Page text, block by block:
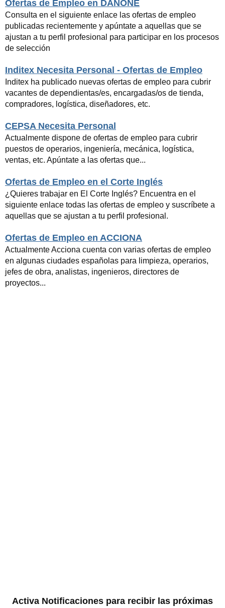
Ofertas de Empleo en DANONE
Consulta en el siguiente enlace las ofertas de empleo
publicadas recientemente y apúntate a aquellas que se
ajustan a tu perfil profesional para participar en los procesos
de selección
Inditex Necesita Personal - Ofertas de Empleo
Inditex ha publicado nuevas ofertas de empleo para cubrir
vacantes de dependientas/es, encargadas/os de tienda,
compradores, logística, diseñadores, etc.
CEPSA Necesita Personal
Actualmente dispone de ofertas de empleo para cubrir
puestos de operarios, ingeniería, mecánica, logística,
ventas, etc. Apúntate a las ofertas que...
Ofertas de Empleo en el Corte Inglés
¿Quieres trabajar en El Corte Inglés? Encuentra en el
siguiente enlace todas las ofertas de empleo y suscríbete a
aquellas que se ajustan a tu perfil profesional.
Ofertas de Empleo en ACCIONA
Actualmente Acciona cuenta con varias ofertas de empleo
en algunas ciudades españolas para limpieza, operarios,
jefes de obra, analistas, ingenieros, directores de
proyectos...
Activa Notificaciones para recibir las próximas